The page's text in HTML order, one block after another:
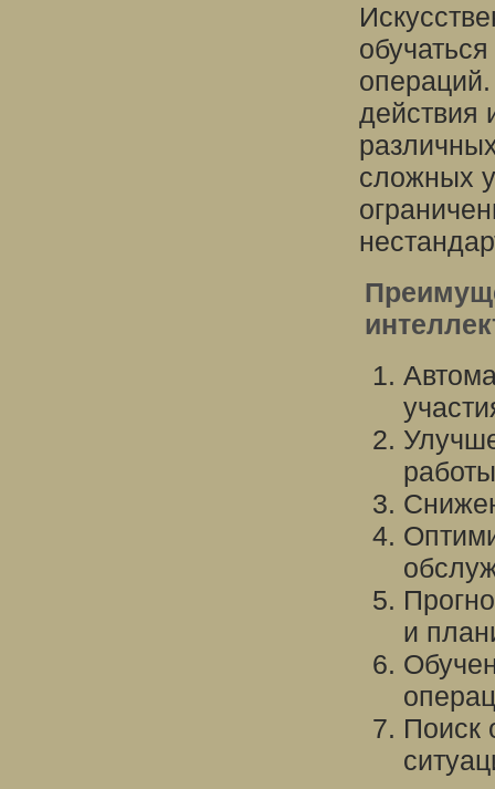
действия
сложных
и
Поиск